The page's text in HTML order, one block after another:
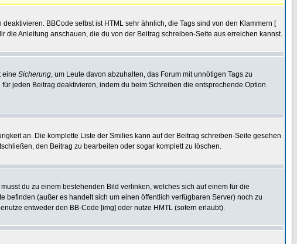
BBCode selbst ist HTML sehr ähnlich, die Tags sind von den Klammern [
Anleitung anschauen, die du von der Beitrag schreiben-Seite aus erreichen kannst.
eine Sicherung, um Leute davon abzuhalten, das Forum mit unnötigen Tags zu
jeden Beitrag deaktivieren, indem du beim Schreiben die entsprechende Option
an. Die komplette Liste der Smilies kann auf der Beitrag schreiben-Seite gesehen
den Beitrag zu bearbeiten oder sogar komplett zu löschen.
du zu einem bestehenden Bild verlinken, welches sich auf einem für die
befinden (außer es handelt sich um einen öffentlich verfügbaren Server) noch zu
entweder den BB-Code [img] oder nutze HMTL (sofern erlaubt).